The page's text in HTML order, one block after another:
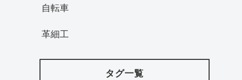
自転車
革細工
タグ一覧